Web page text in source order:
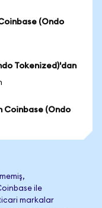
(Ondo
Tokenized)'dan
Coinbase (Ondo
ile
markalar